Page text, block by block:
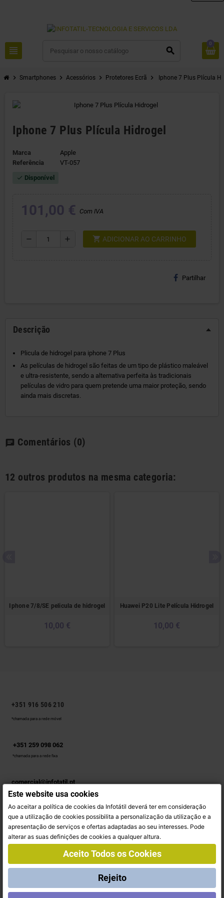
view_headline search
0
chevron_right Smartphones chevron_right Acessórios chevron_right Protetores Ecrã chevron_right Iphone 7 Plus Plícula
Iphone 7 Plus Plícula Hidrogel
Marca
Apple
Referência
VT-057
check Disponível
101,00 € Com IVA
remove add shopping_cart ADICIONAR AO CARRINHO
Partilhar
Descrição
Plicula de hidrogel para iphone 7 Plus
As películas de hidrogel são feitas de um tipo de plástico maleável
e ultra-resistente, sendo a alternativa perfeita às tradicionais
películas de vidro para quem pretende uma maior proteção, sendo
ainda mais discretas.
chat Comentários (0)
12 outros produtos na mesma categoria:
Iphone 7/8/SE pelicula de hidrogel
10,00 €
Huawei P20 Lite Película Hidrogel
10,00 €
+351 916 506 210
*chamada para a rede móvel
+351 259 098 062
*chamada para a rede fixa
comercial@infotatil.pt
SIGA-NOS
FacebookInstagram
Este website usa cookies
Ao aceitar a política de cookies da Infotátil deverá ter em consideração
que a utilização de cookies possibilita a personalização da utilização e a
apresentação de serviços e ofertas adaptadas ao seu interesses. Pode
alterar as suas definições de cookies a qualquer altura.
Aceito Todos os Cookies
Rejeito